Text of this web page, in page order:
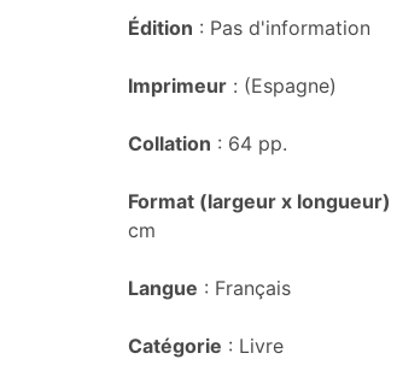
Édition : Pas d'information
Imprimeur : (Espagne)
Collation : 64 pp.
Format (largeur x longueur)
cm
Langue : Français
Catégorie : Livre